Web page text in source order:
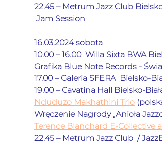
22.45 – Metrum Jazz Club
Jam Session
16.03.2024 sobota
10.00 – 16.00  Willa Sixta
Grafika Blue Note Records -
17.00 – Galeria SFERA
19.00 – Cavatina Hall
Nduduzo Makhathini Trio
Wręczenie Nagrody „Anioła
Terence Blanchard E-Collective
22.45 – Metrum Jazz Club  /